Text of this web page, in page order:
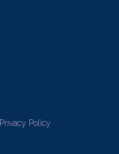
Privacy Policy